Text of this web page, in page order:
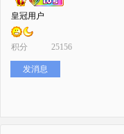
皇冠用户
积分 25156
发消息